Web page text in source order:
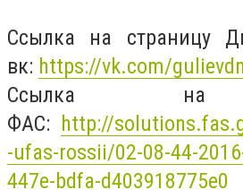
Ссылка на страницу
вк: https://vk.com/
Ссылка на
ФАС:
http://
-ufas-rossii/02-08-44-
447e-bdfa-d403918775e0